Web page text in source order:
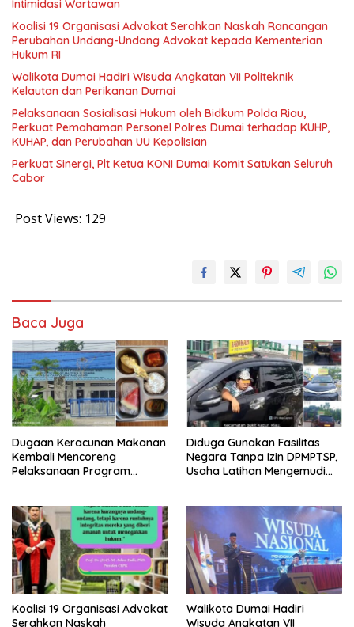
Intimidasi Wartawan
Koalisi 19 Organisasi Advokat Serahkan Naskah Rancangan
Perubahan Undang-Undang Advokat kepada Kementerian
Hukum RI
Walikota Dumai Hadiri Wisuda Angkatan VII Politeknik
Kelautan dan Perikanan Dumai
Pelaksanaan Sosialisasi Hukum oleh Bidkum Polda Riau,
Perkuat Pemahaman Personel Polres Dumai terhadap KUHP,
KUHAP, dan Perubahan UU Kepolisian
Perkuat Sinergi, Plt Ketua KONI Dumai Komit Satukan Seluruh
Cabor
Post Views: 129
Baca Juga
Dugaan Keracunan Makanan
Kembali Mencoreng
Pelaksanaan Program
Bersama Kota Dumai
Diduga Gunakan Fasilitas
Negara Tanpa Izin DPMPTSP,
Usaha Latihan Mengemudi
Koalisi 19 Organisasi Advokat
Serahkan Naskah
Walikota Dumai Hadiri
Wisuda Angkatan VII